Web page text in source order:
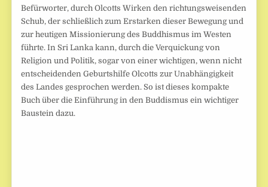
Befürworter, durch Olcotts Wirken den richtungsweisenden
Schub, der schließlich zum Erstarken dieser Bewegung und
zur heutigen Missionierung des Buddhismus im Westen
führte. In Sri Lanka kann, durch die Verquickung von
Religion und Politik, sogar von einer wichtigen, wenn nicht
entscheidenden Geburtshilfe Olcotts zur Unabhängigkeit
des Landes gesprochen werden. So ist dieses kompakte
Buch über die Einführung in den Buddismus ein wichtiger
Baustein dazu.